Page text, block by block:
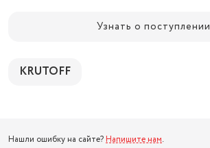
Узнать о поступлении
KRUTOFF
Нашли ошибку на сайте? Напишите нам.